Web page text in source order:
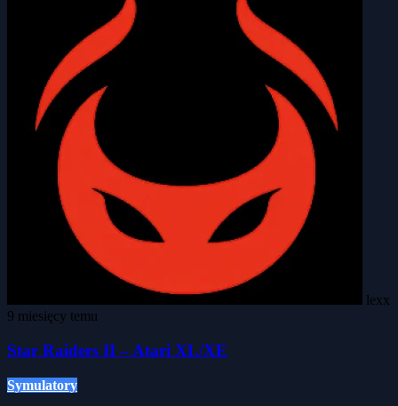
lexx
9 miesięcy temu
Star Raiders II – Atari XL/XE
Symulatory